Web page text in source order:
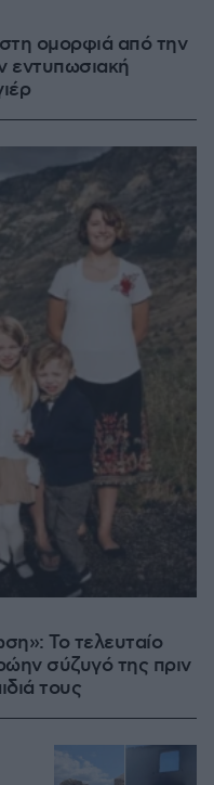
ομορφιά από την
εντυπωσιακή
Το τελευταίο
σύζυγό της πριν
τους